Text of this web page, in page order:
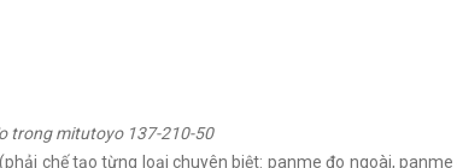
trong mitutoyo 137-210-50
chế tạo từng loại chuyên biệt: panme đo ngoài,